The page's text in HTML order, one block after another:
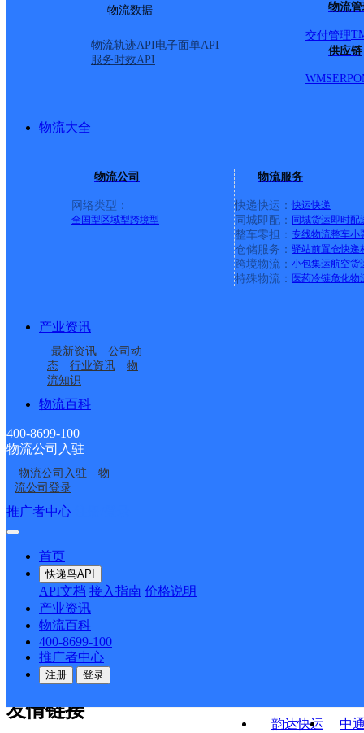
物流数据
物流轨迹API电子面单API
服务时效API
物流
交付管理
供应链
WMSERP
物流大全
物流公司
网络类型：
全国型 区域型跨境型
物流服务
快递快运： 快运快递
同城即配： 同城货运即时配
整车零担： 专线物流整车小
仓储服务： 驿站前置仓快递
跨境物流： 小包集运航空货
特殊物流： 医药冷链危化物
产业资讯
最新资讯
公司动
态
行业资讯
物
流知识
物流百科
400-8699-100
物流公司入驻
物流公司入驻
物
流公司登录
推广者中心
首页
快递鸟API
API文档 接入指南 价格说明
产业资讯
物流百科
400-8699-100
推广者中心
注册 登录
嵩明杨林镇
云南嵩明公司
小街邮政支局
云大滇池学院邮政所
白邑邮政所
黄龙邮政所
韵达快运
中
接口API
API接口 DEMO下载
关于我们
公司介绍 企业动态
合作伙伴 快递鸟接口服务协议
户隐私政策
友情链接